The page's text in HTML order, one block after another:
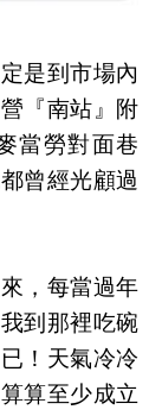
是到市場內
『南站』附
當勞對面巷
曾經光顧過
，每當過年
到那裡吃碗
！天氣冷冷
算至少成立